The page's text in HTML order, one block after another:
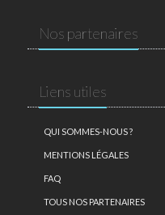
Nos partenaires
Liens utiles
QUI SOMMES-NOUS ?
MENTIONS LÉGALES
FAQ
TOUS NOS PARTENAIRES